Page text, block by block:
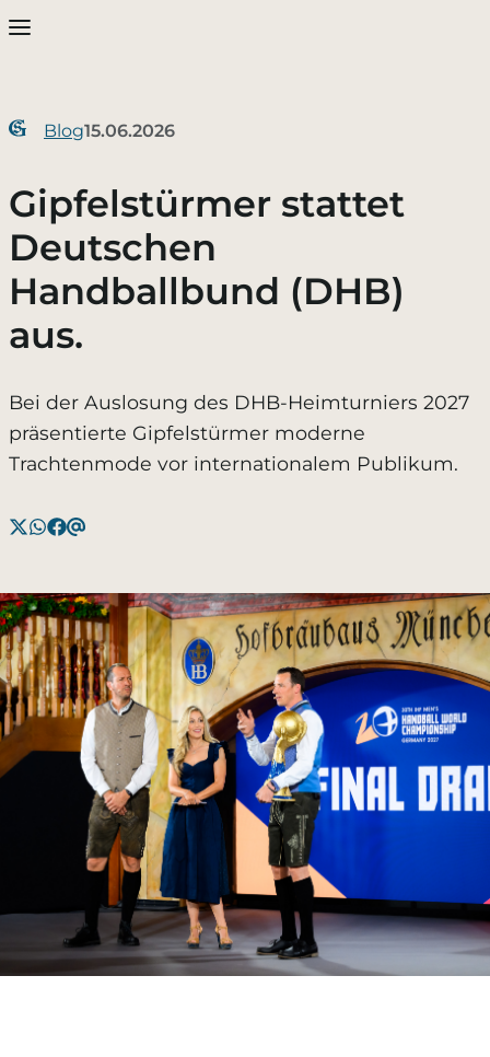
Blog15.06.2026
Gipfelstürmer stattet
Deutschen
Handballbund (DHB)
aus.
Bei der Auslosung des DHB-Heimturniers 2027
präsentierte Gipfelstürmer moderne
Trachtenmode vor internationalem Publikum.
Sobald Du Artikel in Deinen Warenkorb gelegt hast,
Weiter einkaufen
Schließen